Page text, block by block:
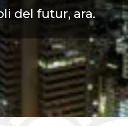
del futur, ara.